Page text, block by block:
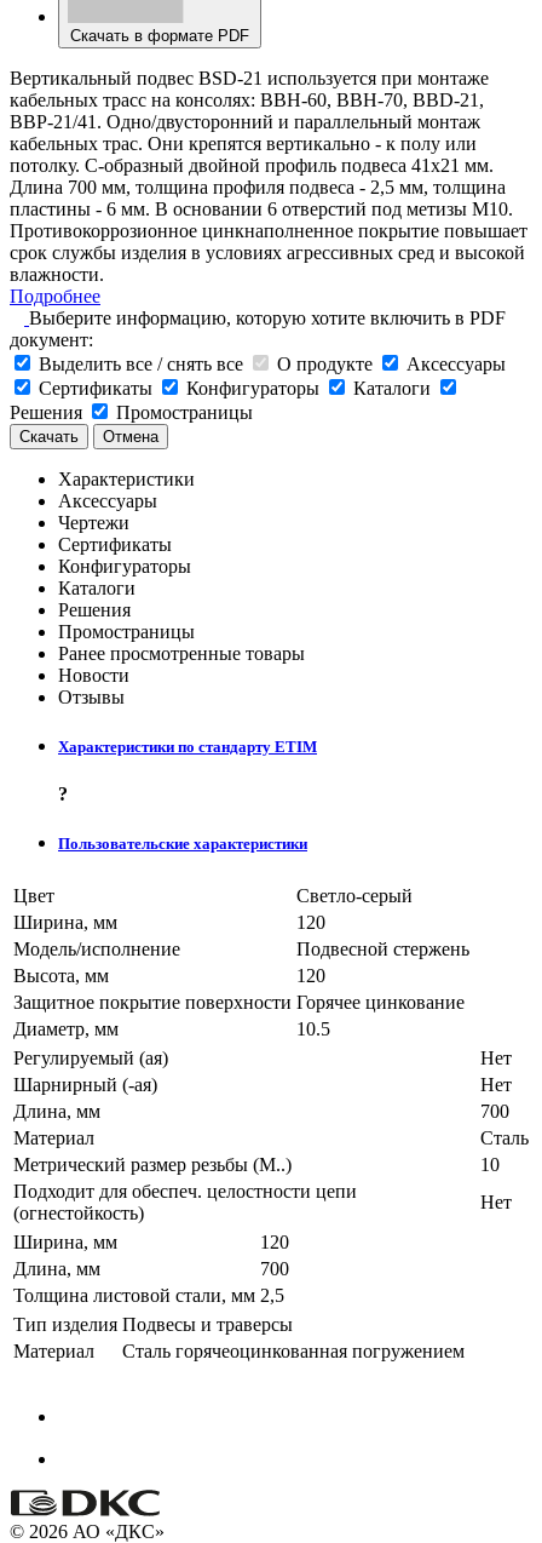
Скачать в формате PDF
Вертикальный подвес BSD-21 используется при монтаже
кабельных трасс на консолях: ВВН-60, ВВН-70, BBD-21,
ВВР-21/41. Одно/двусторонний и параллельный монтаж
кабельных трас. Они крепятся вертикально - к полу или
потолку. С-образный двойной профиль подвеса 41х21 мм.
Длина 700 мм, толщина профиля подвеса - 2,5 мм, толщина
пластины - 6 мм. В основании 6 отверстий под метизы М10.
Противокоррозионное цинкнаполненное покрытие повышает
срок службы изделия в условиях агрессивных сред и высокой
влажности.
Подробнее
Выберите информацию, которую хотите включить в PDF
документ:
Выделить все / снять все
О продукте
Аксессуары
Сертификаты
Конфигураторы
Каталоги
Решения
Промостраницы
Скачать Отмена
Характеристики
Аксессуары
Чертежи
Сертификаты
Конфигураторы
Каталоги
Решения
Промостраницы
Ранее просмотренные товары
Новости
Отзывы
Характеристики по стандарту ETIM
?
Пользовательские характеристики
Цвет
Светло-серый
Ширина, мм
120
Модель/исполнение
Подвесной стержень
Высота, мм
120
Защитное покрытие поверхности Горячее цинкование
Диаметр, мм
10.5
Регулируемый (ая)
Нет
Шарнирный (-ая)
Нет
Длина, мм
700
Материал
Сталь
Метрический размер резьбы (М..)
10
Подходит для обеспеч. целостности цепи
(огнестойкость)
Нет
Ширина, мм
120
Длина, мм
700
Толщина листовой стали, мм 2,5
Тип изделия Подвесы и траверсы
Материал
Сталь горячеоцинкованная погружением
© 2026 АО «ДКС»